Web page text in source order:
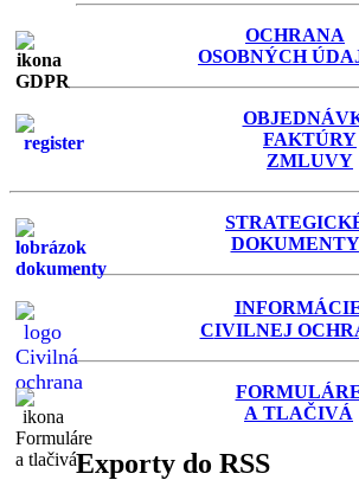
OCHRANA
OSOBNÝCH
FAKTÚRY
ZMLUVY
DOKUMENTY
CIVILNEJ
A TLAČIVÁ
Exporty do RSS